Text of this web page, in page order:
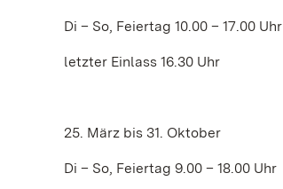
Di – So, Feiertag 10.00 – 17.00 Uhr
letzter Einlass 16.30 Uhr
25. März bis 31. Oktober
Di – So, Feiertag 9.00 – 18.00 Uhr